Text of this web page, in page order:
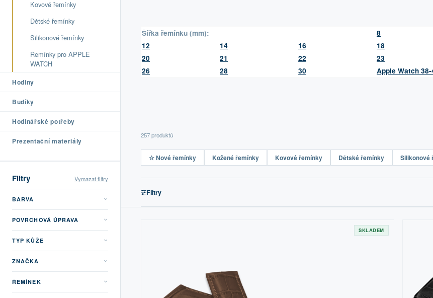
Kovové řemínky
Dětské řemínky
Silikonové řemínky
Řemínky pro APPLE
WATCH
Hodiny
Budíky
Hodinářské potřeby
Prezentační materiály
Filtry Vymazat filtry
BARVA
POVRCHOVÁ ÚPRAVA
TYP KŮŽE
ZNAČKA
ŘEMÍNEK
Šířka řemínku (mm): 8
12
14 16 18
20
21 22 23
26
28 30 Apple Watch 38-
257 produktů
☆ Nové řemínky Kožené řemínky Kovové řemínky Dětské řemínky Silikonové
Filtry
SKLADEM